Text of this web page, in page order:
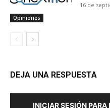
Opiniones
16 de
DEJA UNA RESPUESTA
INICIAR SESIÓN